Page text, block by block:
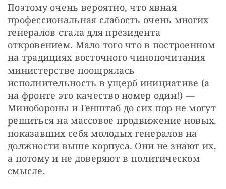
Поэтому очень вероятно, что явная
профессиональная слабость очень многих
генералов стала для президента
откровением. Мало того что в построенном
на традициях восточного чинопочитания
министерстве поощрялась
исполнительность в ущерб инициативе (а
на фронте это качество номер один!) —
Минобороны и Генштаб до сих пор не могут
решиться на массовое продвижение новых,
показавших себя молодых генералов на
должности выше корпуса. Они не знают их,
а потому и не доверяют в политическом
смысле.